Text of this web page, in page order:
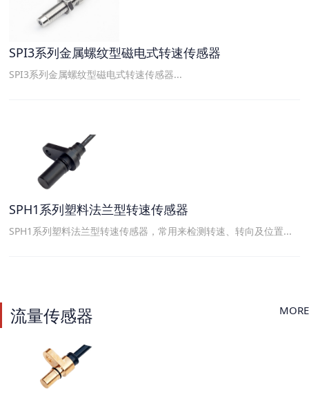
SPI3系列金属螺纹型磁电式转速传感器
SPI3系列金属螺纹型磁电式转速传感器...
SPH1系列塑料法兰型转速传感器
SPH1系列塑料法兰型转速传感器，常用来检测转速、转向及位置...
流量传感器 MORE